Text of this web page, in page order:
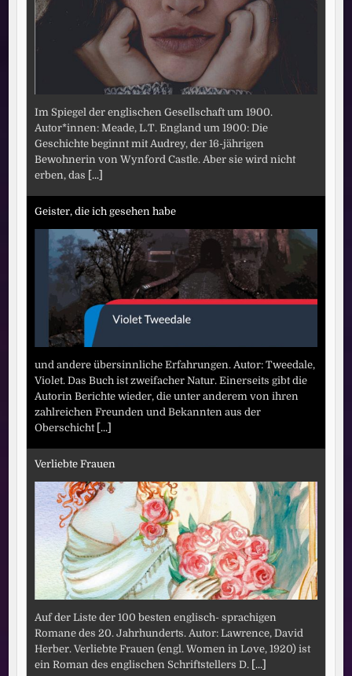
Im Spiegel der englischen Gesellschaft um 1900.
Autor*innen: Meade, L.T. England um 1900: Die
Geschichte beginnt mit Audrey, der 16-jährigen
Bewohnerin von Wynford Castle. Aber sie wird nicht
erben, das [...]
Geister, die ich gesehen habe
und andere übersinnliche Erfahrungen. Autor: Tweedale,
Violet. Das Buch ist zweifacher Natur. Einerseits gibt die
Autorin Berichte wieder, die unter anderem von ihren
zahlreichen Freunden und Bekannten aus der
Oberschicht [...]
Verliebte Frauen
Auf der Liste der 100 besten englisch- sprachigen
Romane des 20. Jahrhunderts. Autor: Lawrence, David
Herber. Verliebte Frauen (engl. Women in Love, 1920) ist
ein Roman des englischen Schriftstellers D. [...]